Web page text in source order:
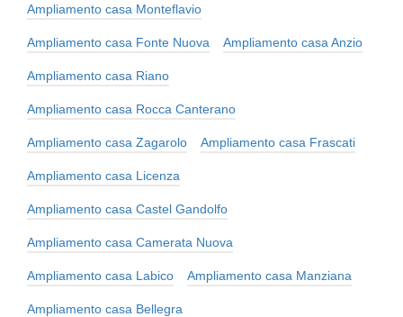
Ampliamento casa Monteflavio
Ampliamento casa Fonte Nuova Ampliamento casa Anzio
Ampliamento casa Riano
Ampliamento casa Rocca Canterano
Ampliamento casa Zagarolo Ampliamento casa Frascati
Ampliamento casa Licenza
Ampliamento casa Castel Gandolfo
Ampliamento casa Camerata Nuova
Ampliamento casa Labico Ampliamento casa Manziana
Ampliamento casa Bellegra